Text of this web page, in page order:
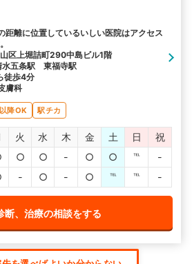
距離に位置しているいしい医院はアクセス
区上堀詰町290中島ビル1階
五条駅 東福寺駅
徒歩4分
膚科
降OK 駅チカ
火 水 木 金 土 日
祝
○ ○ - ○ ○ ℡
-
- ○ - ○ ℡ ℡ -
断、治療の相談をする